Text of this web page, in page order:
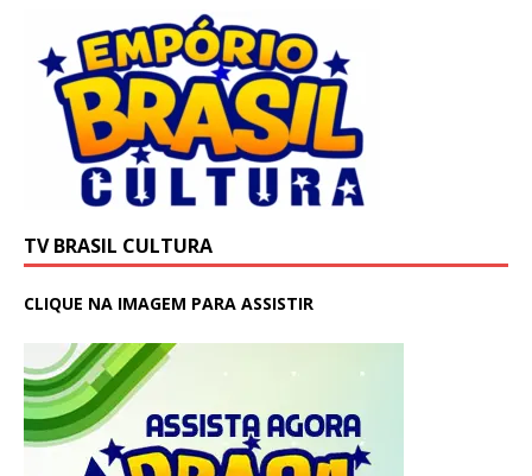
TV BRASIL CULTURA
CLIQUE NA IMAGEM PARA ASSISTIR